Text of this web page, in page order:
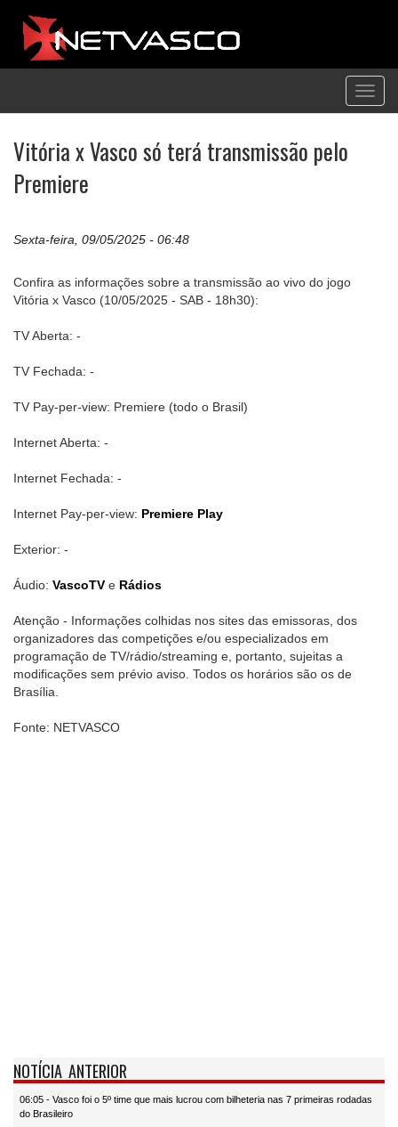
Vitória x Vasco só terá transmissão pelo
Premiere
Sexta-feira, 09/05/2025 - 06:48
Confira as informações sobre a transmissão ao vivo do jogo
Vitória x Vasco (10/05/2025 - SAB - 18h30):
TV Aberta: -
TV Fechada: -
TV Pay-per-view: Premiere (todo o Brasil)
Internet Aberta: -
Internet Fechada: -
Internet Pay-per-view: Premiere Play
Exterior: -
Áudio: VascoTV e Rádios
Atenção - Informações colhidas nos sites das emissoras, dos
organizadores das competições e/ou especializados em
programação de TV/rádio/streaming e, portanto, sujeitas a
modificações sem prévio aviso. Todos os horários são os de
Brasília.
Fonte: NETVASCO
NOTÍCIA ANTERIOR
06:05 - Vasco foi o 5º time que mais lucrou com bilheteria nas 7 primeiras rodadas
do Brasileiro